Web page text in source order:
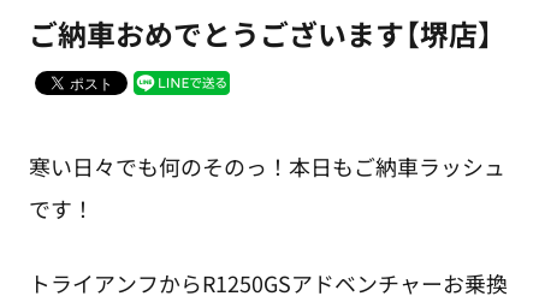
ご納車おめでとうございます【堺店】
寒い日々でも何のそのっ！本日もご納車ラッシュ
です！
トライアンフからR1250GSアドベンチャーお乗換